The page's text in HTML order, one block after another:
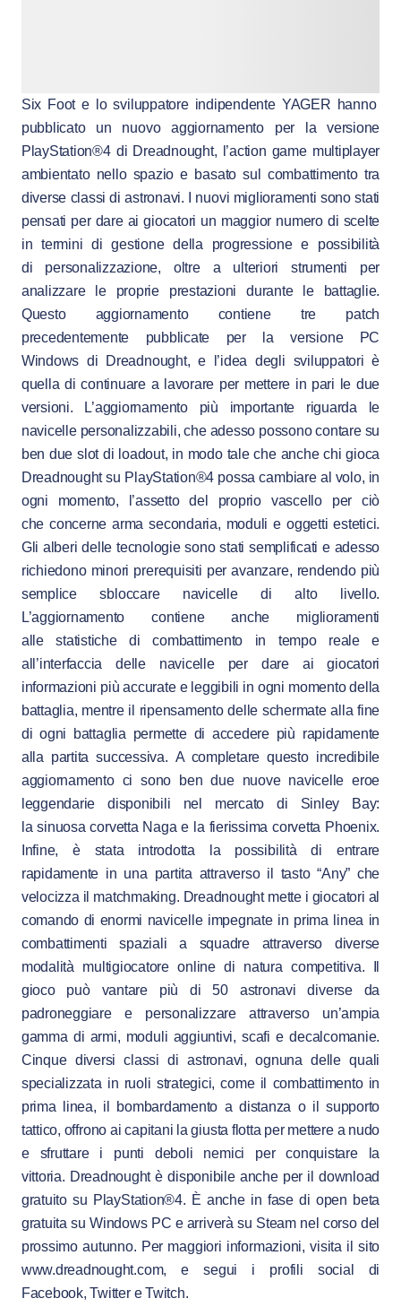
Six Foot e lo sviluppatore indipendente YAGER hanno
pubblicato un nuovo aggiornamento per la versione
PlayStation®4 di Dreadnought, l’action game multiplayer
ambientato nello spazio e basato sul combattimento tra
diverse classi di astronavi. I nuovi miglioramenti sono stati
pensati per dare ai giocatori un maggior numero di scelte
in termini di gestione della progressione e possibilità
di personalizzazione, oltre a ulteriori strumenti per
analizzare le proprie prestazioni durante le battaglie.
Questo aggiornamento contiene tre patch
precedentemente pubblicate per la versione PC
Windows di Dreadnought, e l’idea degli sviluppatori è
quella di continuare a lavorare per mettere in pari le due
versioni. L’aggiornamento più importante riguarda le
navicelle personalizzabili, che adesso possono contare su
ben due slot di loadout, in modo tale che anche chi gioca
Dreadnought su PlayStation®4 possa cambiare al volo, in
ogni momento, l’assetto del proprio vascello per ciò
che concerne arma secondaria, moduli e oggetti estetici.
Gli alberi delle tecnologie sono stati semplificati e adesso
richiedono minori prerequisiti per avanzare, rendendo più
semplice sbloccare navicelle di alto livello.
L’aggiornamento contiene anche miglioramenti
alle statistiche di combattimento in tempo reale e
all’interfaccia delle navicelle per dare ai giocatori
informazioni più accurate e leggibili in ogni momento della
battaglia, mentre il ripensamento delle schermate alla fine
di ogni battaglia permette di accedere più rapidamente
alla partita successiva. A completare questo incredibile
aggiornamento ci sono ben due nuove navicelle eroe
leggendarie disponibili nel mercato di Sinley Bay:
la sinuosa corvetta Naga e la fierissima corvetta Phoenix.
Infine, è stata introdotta la possibilità di entrare
rapidamente in una partita attraverso il tasto “Any” che
velocizza il matchmaking. Dreadnought mette i giocatori al
comando di enormi navicelle impegnate in prima linea in
combattimenti spaziali a squadre attraverso diverse
modalità multigiocatore online di natura competitiva. Il
gioco può vantare più di 50 astronavi diverse da
padroneggiare e personalizzare attraverso un’ampia
gamma di armi, moduli aggiuntivi, scafi e decalcomanie.
Cinque diversi classi di astronavi, ognuna delle quali
specializzata in ruoli strategici, come il combattimento in
prima linea, il bombardamento a distanza o il supporto
tattico, offrono ai capitani la giusta flotta per mettere a nudo
e sfruttare i punti deboli nemici per conquistare la
vittoria. Dreadnought è disponibile anche per il download
gratuito su PlayStation®4. È anche in fase di open beta
gratuita su Windows PC e arriverà su Steam nel corso del
prossimo autunno. Per maggiori informazioni, visita il sito
www.dreadnought.com, e segui i profili social di
Facebook, Twitter e Twitch.